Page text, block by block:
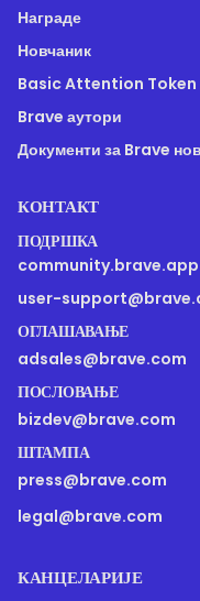
Награде
Новчаник
Basic Attention Token
Brave аутори
Документи за Brave
КОНТАКТ
ПОДРШКА
community.brave.app
user-
ОГЛАШАВАЊЕ
adsales@brave.com
ПОСЛОВАЊЕ
bizdev@brave.com
ШТАМПА
press@brave.com
legal@brave.com
КАНЦЕЛАРИЈЕ